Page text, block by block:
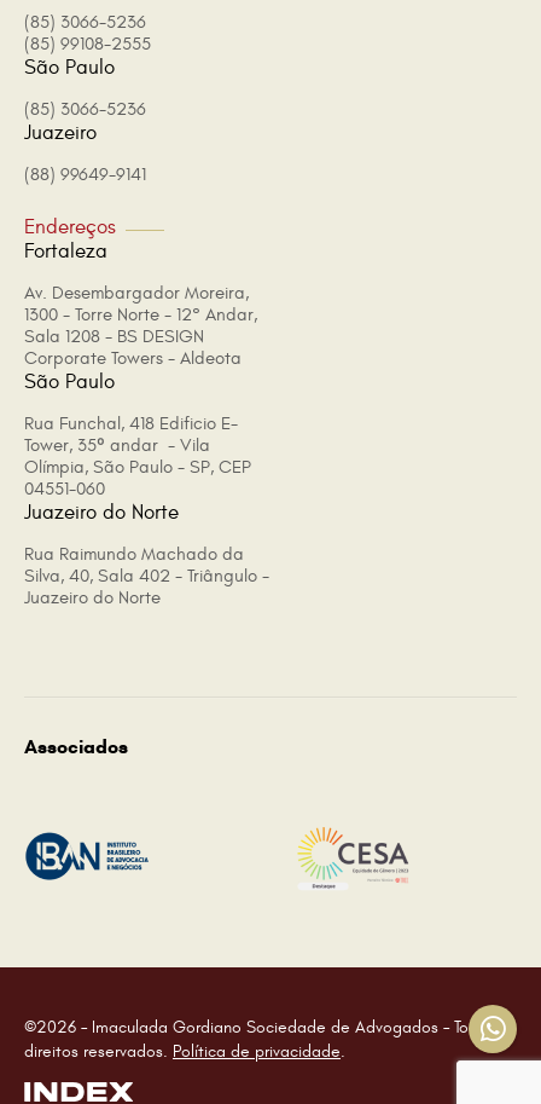
(85) 3066-5236
(85) 99108-2555
São Paulo
(85) 3066-5236
Juazeiro
(88) 99649-9141
Endereços
Fortaleza
Av. Desembargador Moreira,
1300 - Torre Norte - 12° Andar,
Sala 1208 - BS DESIGN
Corporate Towers - Aldeota
São Paulo
Rua Funchal, 418 Edificio E-
Tower, 35º andar - Vila
Olímpia, São Paulo - SP, CEP
04551-060
Juazeiro do Norte
Rua Raimundo Machado da
Silva, 40, Sala 402 - Triângulo -
Juazeiro do Norte
Associados
©2026 – Imaculada Gordiano Sociedade de Advogados – Todos os
direitos reservados. Política de privacidade.